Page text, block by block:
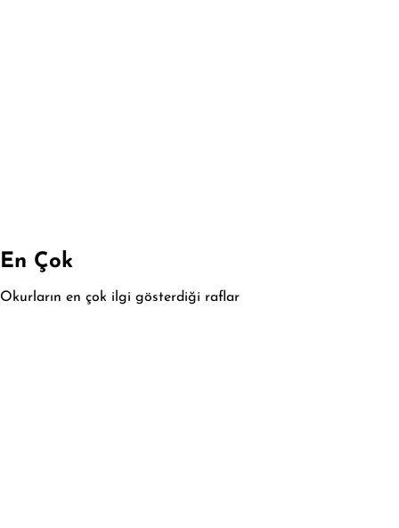
En Çok
Okurların en çok ilgi gösterdiği raflar